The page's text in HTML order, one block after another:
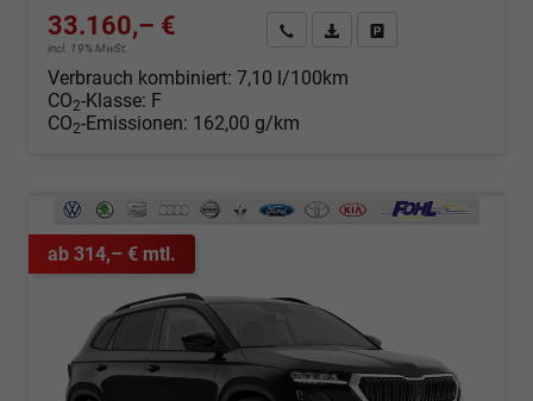
33.160,– €
incl. 19% MwSt.
Angebot anfordern
Fahrzeugexpose (PDF)
Verbrauch kombiniert: 7,10 l/100km
CO2-Klasse: F
CO2-Emissionen: 162,00 g/km
ab 314,– € mtl.